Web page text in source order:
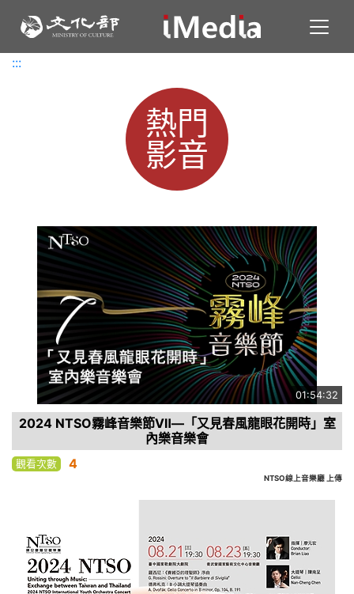
:::
:::
熱門
影音
01:54:32
2024 NTSO霧峰音樂節Ⅶ—「又見春風龍眼花開時」室
內樂音樂會
觀看次數 4
NTSO線上音樂廳 上傳